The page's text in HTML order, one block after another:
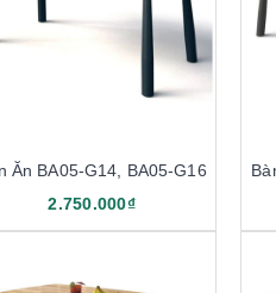
Ăn BA05-G14, BA05-G16
2.750.000₫